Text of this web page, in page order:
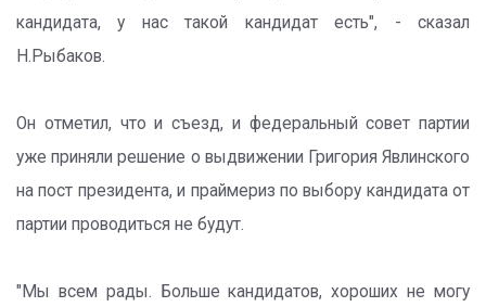
кандидата, у нас такой кандидат есть", - сказал
Н.Рыбаков.
Он отметил, что и съезд, и федеральный совет партии
уже приняли решение о выдвижении Григория Явлинского
на пост президента, и праймериз по выбору кандидата от
партии проводиться не будут.
"Мы всем рады. Больше кандидатов, хороших не могу